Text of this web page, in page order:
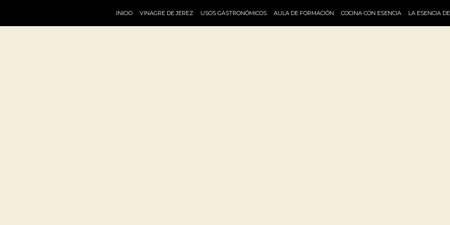
INICIO VINAGRE DE JEREZ USOS GASTRONÓMICOS AULA DE FORMACIÓN COCINA CON ESENCIA LA ESENCIA